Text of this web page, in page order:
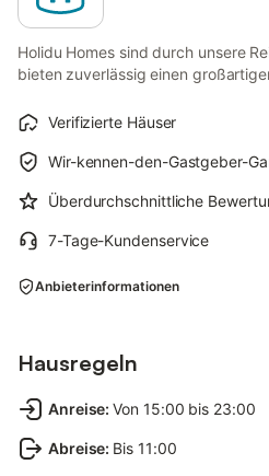
Holidu Homes sind durch unsere
bieten zuverlässig einen
Verifizierte Häuser
Wir-kennen-den-Gastgeber-
Überdurchschnittliche
7-Tage-Kundenservice
Anbieterinformationen
Hausregeln
Anreise: Von 15:00 bis 23:00
Abreise: Bis 11:00